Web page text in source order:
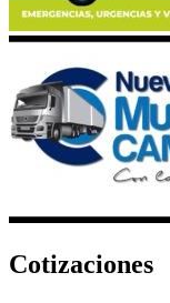
Cotizaciones